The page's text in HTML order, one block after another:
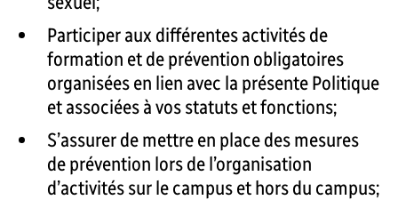
Participer aux différentes activités de
formation et de prévention obligatoires
organisées en lien avec la présente Politique
et associées à vos statuts et fonctions;
S’assurer de mettre en place des mesures
de prévention lors de l’organisation
d’activités sur le campus et hors du campus;